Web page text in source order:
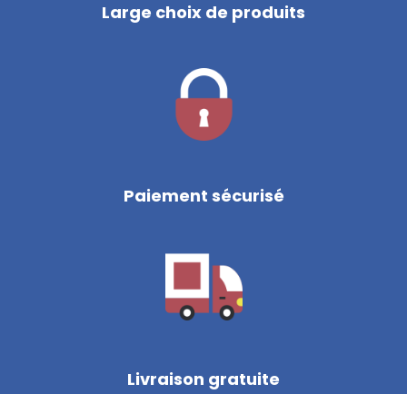
Large choix de produits
Paiement sécurisé
Livraison gratuite